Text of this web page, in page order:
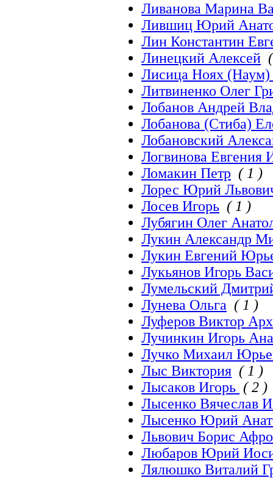
Ливанова Марина
Лившиц Юрий
Лин Константин
Линецкий Алексей
Лисица Ноях (Наум)
Литвиненко Олег
Лобанов Андрей
Лобанова (Стиба)
Лобановский
Логвинова Евгения
Ломакин Петр ( 1 )
Лорес Юрий
Лосев Игорь ( 1 )
Лубягин Олег
Лукин Александр
Лукин Евгений
Лукьянов Игорь
Лумельский
Лунева Ольга ( 1 )
Луферов Виктор
Лучинкин Игорь
Лучко Михаил
Лыс Виктория ( 1 )
Лысаков Игорь ( 2 )
Лысенко Вячеслав
Лысенко Юрий
Львович Борис
Любаров Юрий
Лялюшко Виталий